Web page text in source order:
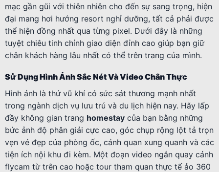
mạc gần gũi với thiên nhiên cho đến sự sang trọng, hiện
đại mang hơi hướng resort nghỉ dưỡng, tất cả phải được
thể hiện đồng nhất qua từng pixel. Dưới đây là những
tuyệt chiêu tinh chỉnh giao diện đỉnh cao giúp bạn giữ
chân khách hàng lâu nhất có thể trên trang của mình.
Sử Dụng Hình Ảnh Sắc Nét Và Video Chân Thực
Hình ảnh là thứ vũ khí có sức sát thương mạnh nhất
trong ngành dịch vụ lưu trú và du lịch hiện nay. Hãy lấp
đầy không gian trang homestay của bạn bằng những
bức ảnh độ phân giải cực cao, góc chụp rộng lột tả trọn
vẹn vẻ đẹp của phòng ốc, cảnh quan xung quanh và các
tiện ích nội khu đi kèm. Một đoạn video ngắn quay cảnh
flycam từ trên cao hoặc tour tham quan thực tế ảo 360